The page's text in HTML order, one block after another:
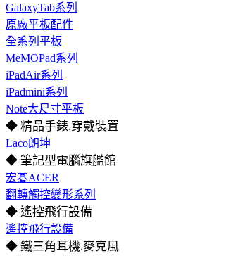
GalaxyTab系列
原廠平板配件
全系列平板
MeMOPad系列
iPadAir系列
iPadmini系列
Note大尺寸平板
◆ 精品手錶.穿戴裝置
Laco朗坤
◆ 筆記型電腦旗艦館
宏碁ACER
翻轉觸控變形系列
◆ 遙控飛行設備
遙控飛行設備
◆ 鐵三角耳機.麥克風